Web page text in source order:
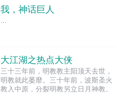
个世界。新世界大冒险，开始启
笑，你在想屁吃？不如，我先原地成
个仙？某日。某高中旁边小巷。男主
她喜欢我，会来替我挨打。反派她爱
男主反派同款恍恍惚惚脸。目睹一切
的系统038百度百科傅许许同学，小
名傅小乖，人送外号碎钞机，江湖人
称傅许许的嘴，骗人的鬼。自我感觉
我，神话巨人
...
大江湖之热点大侠
三十三年前，明教教主阳顶天去世，
明教就此萎靡。三十年前，波斯圣火
教入中原，分裂明教另立日月神教。